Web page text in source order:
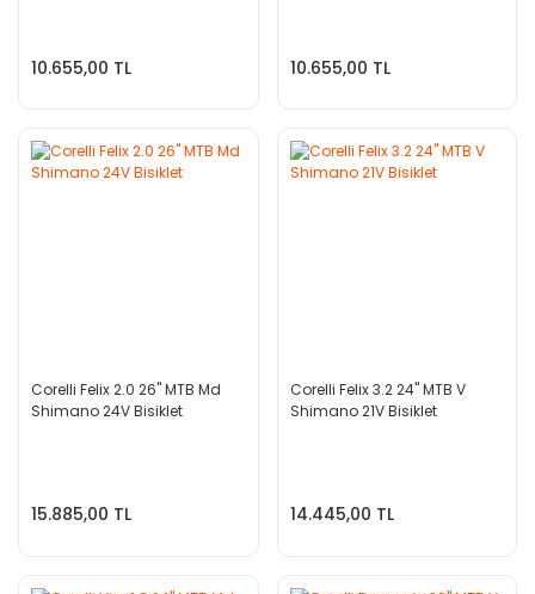
10.655,00 TL 10.655,00 TL
Corelli Felix 2.0 26'' MTB Md
Shimano 24V Bisiklet
15.885,00 TL
Corelli Felix 3.2 24'' MTB V
Shimano 21V Bisiklet
14.445,00 TL